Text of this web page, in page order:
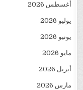
أغسطس 2026
يوليو 2026
يونيو 2026
مايو 2026
أبريل 2026
مارس 2026